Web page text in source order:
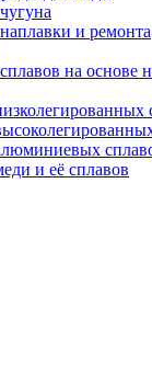
и ремонта
на основе
и её сплавов